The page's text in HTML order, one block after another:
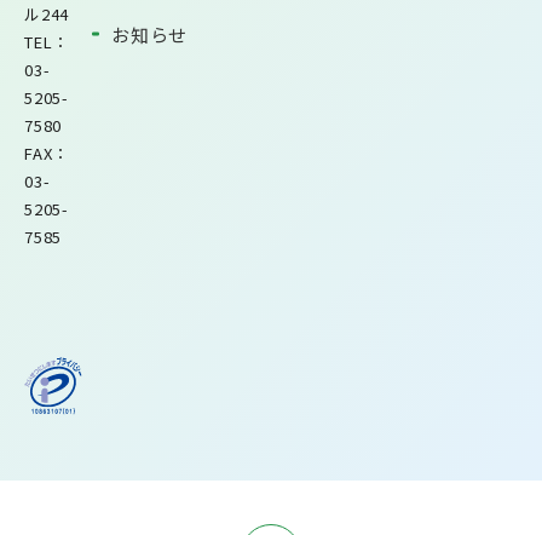
ル244
TEL：
03-
5205-
7580
FAX：
03-
5205-
7585
お知らせ